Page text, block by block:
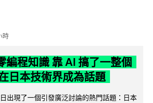
時
編程知識 靠 AI 搞了一整個
日本技術界成為話題
出現了一個引發廣泛討論的熱門話題：日本